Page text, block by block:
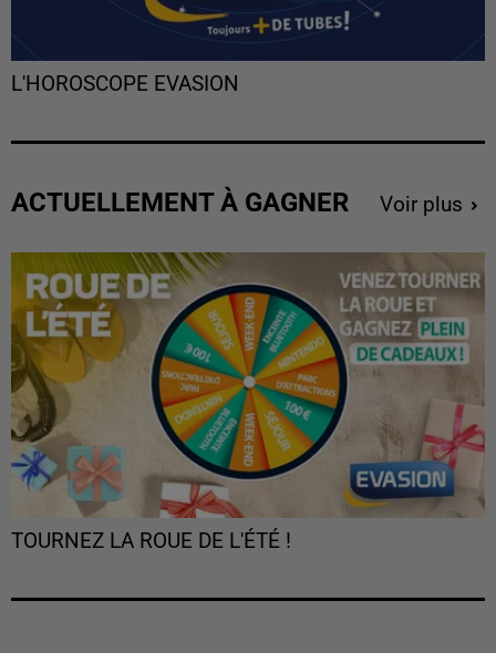
L'HOROSCOPE EVASION
ACTUELLEMENT À GAGNER Voir plus
TOURNEZ LA ROUE DE L'ÉTÉ !